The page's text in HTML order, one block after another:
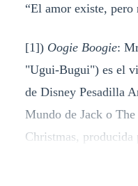
“El amor existe, pero
[1]) Oogie Boogie:
"Ugui-Bugui") es el
de Disney Pesadilla
Mundo de Jack o
Christmas,